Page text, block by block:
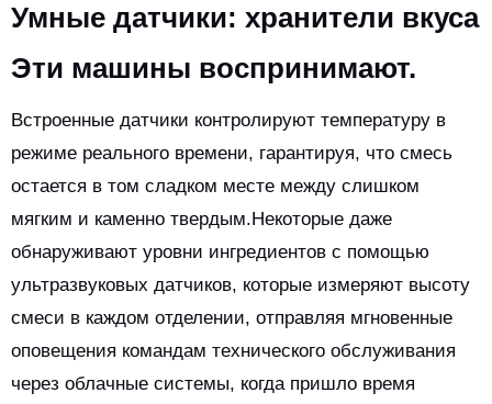
Умные датчики: хранители вкуса
Эти машины воспринимают.
Встроенные датчики контролируют температуру в
режиме реального времени, гарантируя, что смесь
остается в том сладком месте между слишком
мягким и каменно твердым.Некоторые даже
обнаруживают уровни ингредиентов с помощью
ультразвуковых датчиков, которые измеряют высоту
смеси в каждом отделении, отправляя мгновенные
оповещения командам технического обслуживания
через облачные системы, когда пришло время